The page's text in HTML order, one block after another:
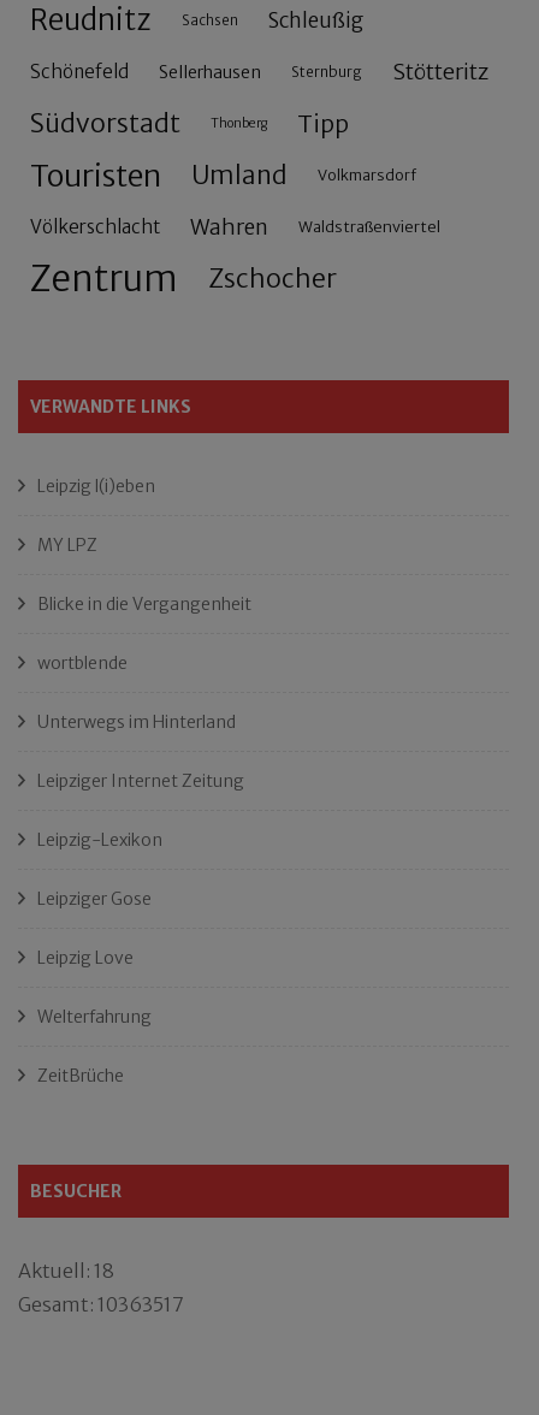
Reudnitz Sachsen Schleußig
Schönefeld Sellerhausen Sternburg Stötteritz
Südvorstadt Thonberg Tipp
Touristen Umland Volkmarsdorf
Völkerschlacht Wahren Waldstraßenviertel
Zentrum Zschocher
VERWANDTE LINKS
Leipzig l(i)eben
MY LPZ
Blicke in die Vergangenheit
wortblende
Unterwegs im Hinterland
Leipziger Internet Zeitung
Leipzig-Lexikon
Leipziger Gose
Leipzig Love
Welterfahrung
ZeitBrüche
BESUCHER
Aktuell: 18
Gesamt: 10363517